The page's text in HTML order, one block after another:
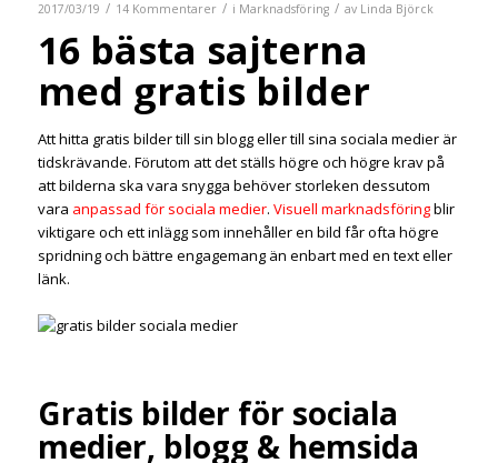
2017/03/19 / 14 Kommentarer / i Marknadsföring / av Linda Björck
16 bästa sajterna
med gratis bilder
Att hitta gratis bilder till sin blogg eller till sina sociala medier är
tidskrävande. Förutom att det ställs högre och högre krav på
att bilderna ska vara snygga behöver storleken dessutom
vara anpassad för sociala medier. Visuell marknadsföringblir
viktigare och ett inlägg som innehåller en bild får ofta högre
spridning och bättre engagemang än enbart med en text eller
länk.
Gratis bilder för sociala
medier, blogg & hemsida